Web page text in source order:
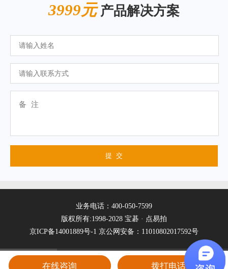
3999元产品解决方案
业务电话：400-050-7599
版权所有:1998-2028 宝碁 · 点易拍
京ICP备14001889号-1 京公网安备：11010802017592号
在线咨询 拨打电话